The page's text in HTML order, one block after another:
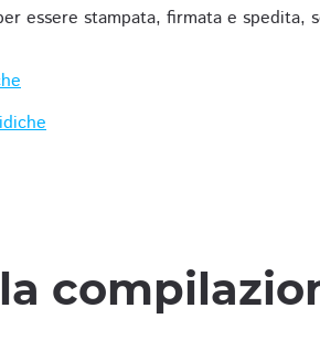
essere stampata, firmata e spedita,